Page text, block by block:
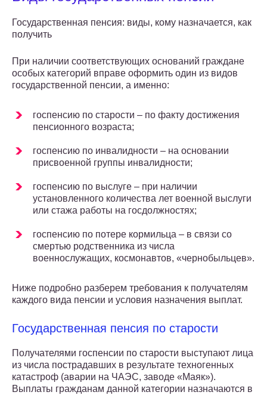
Государственная пенсия: виды, кому назначается, как
получить
При наличии соответствующих оснований граждане
особых категорий вправе оформить один из видов
государственной пенсии, а именно:
госпенсию по старости – по факту достижения
пенсионного возраста;
госпенсию по инвалидности – на основании
присвоенной группы инвалидности;
госпенсию по выслуге – при наличии
установленного количества лет военной выслуги
или стажа работы на госдолжностях;
госпенсию по потере кормильца – в связи со
смертью родственника из числа
военнослужащих, космонавтов, «чернобыльцев».
Ниже подробно разберем требования к получателям
каждого вида пенсии и условия назначения выплат.
Государственная пенсия по старости
Получателями госпенсии по старости выступают лица
из числа пострадавших в результате техногенных
катастроф (аварии на ЧАЭС, заводе «Маяк»).
Выплаты гражданам данной категории назначаются в